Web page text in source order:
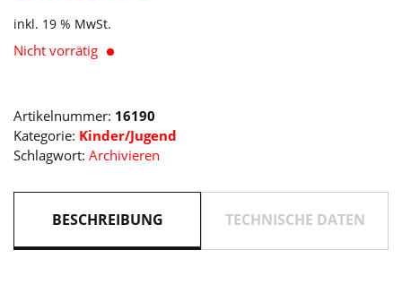
inkl. 19 % MwSt.
Nicht vorrätig
Artikelnummer: 16190
Kategorie: Kinder/Jugend
Schlagwort: Archivieren
BESCHREIBUNG TECHNISCHE DATEN